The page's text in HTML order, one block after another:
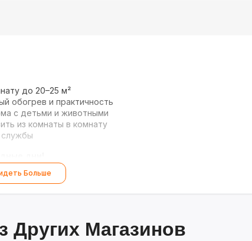
до 20–25 м²
обогрев и практичность
с детьми и животными
из комнаты в комнату
Больше
Других Магазинов